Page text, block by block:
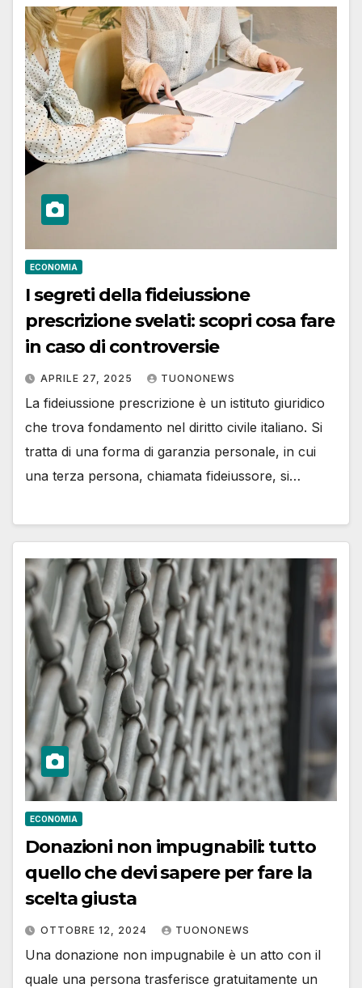
ECONOMIA
I segreti della fideiussione
prescrizione svelati: scopri cosa fare
in caso di controversie
APRILE 27, 2025 TUONONEWS
La fideiussione prescrizione è un istituto giuridico
che trova fondamento nel diritto civile italiano. Si
tratta di una forma di garanzia personale, in cui
una terza persona, chiamata fideiussore, si…
ECONOMIA
Donazioni non impugnabili: tutto
quello che devi sapere per fare la
scelta giusta
OTTOBRE 12, 2024 TUONONEWS
Una donazione non impugnabile è un atto con il
quale una persona trasferisce gratuitamente un